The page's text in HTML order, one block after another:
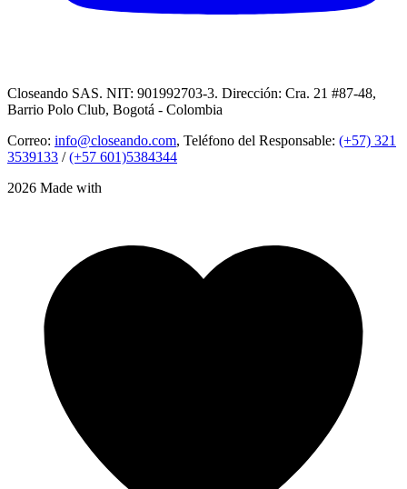
Closeando SAS. NIT: 901992703-3. Dirección: Cra. 21 #87-48,
Barrio Polo Club, Bogotá - Colombia
Correo: info@closeando.com, Teléfono del Responsable: (+57) 321
3539133 /(+57 601)5384344
2026 Made with